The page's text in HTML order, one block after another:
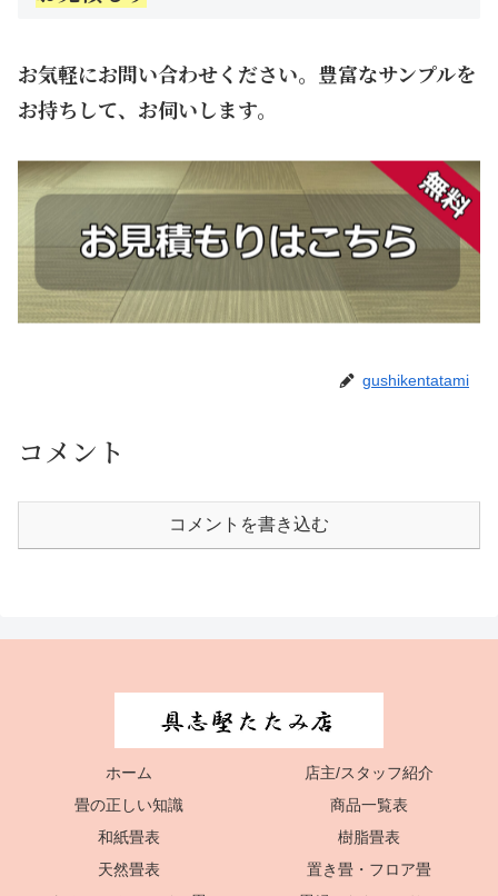
お気軽にお問い合わせください。豊富なサンプルを
お持ちして、お伺いします。
gushikentatami
コメント
コメントを書き込む
ホーム
店主/スタッフ紹介
畳の正しい知識
商品一覧表
和紙畳表
樹脂畳表
天然畳表
置き畳・フロア畳